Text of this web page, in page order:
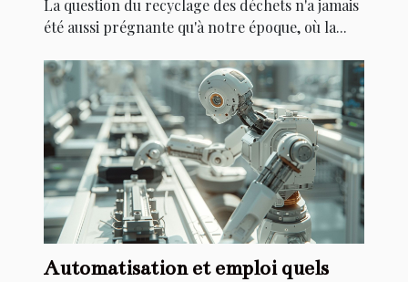
La question du recyclage des déchets n'a jamais
été aussi prégnante qu'à notre époque, où la...
Automatisation et emploi quels